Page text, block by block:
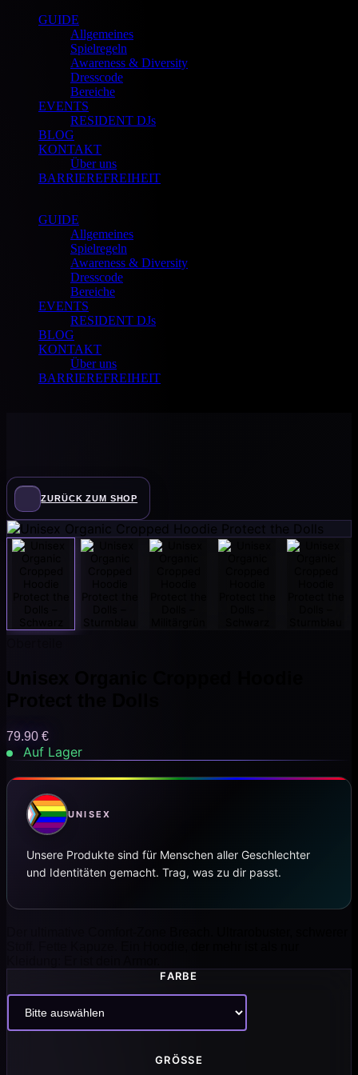
GUIDE
Allgemeines
Spielregeln
Awareness & Diversity
Dresscode
Bereiche
EVENTS
RESIDENT DJs
BLOG
KONTAKT
Über uns
BARRIEREFREIHEIT
GUIDE
Allgemeines
Spielregeln
Awareness & Diversity
Dresscode
Bereiche
EVENTS
RESIDENT DJs
BLOG
KONTAKT
Über uns
BARRIEREFREIHEIT
ZURÜCK ZUM SHOP
79.90 €
Auf Lager
UNISEX
Unsere Produkte sind für Menschen aller Geschlechter
und Identitäten gemacht. Trag, was zu dir passt.
FARBE
GRÖSSE